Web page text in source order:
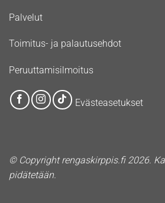
Palvelut
Toimitus- ja palautusehdot
Peruuttamisilmoitus
Evästeasetukset
© Copyright rengaskirppis.fi 2026.
pidätetään.